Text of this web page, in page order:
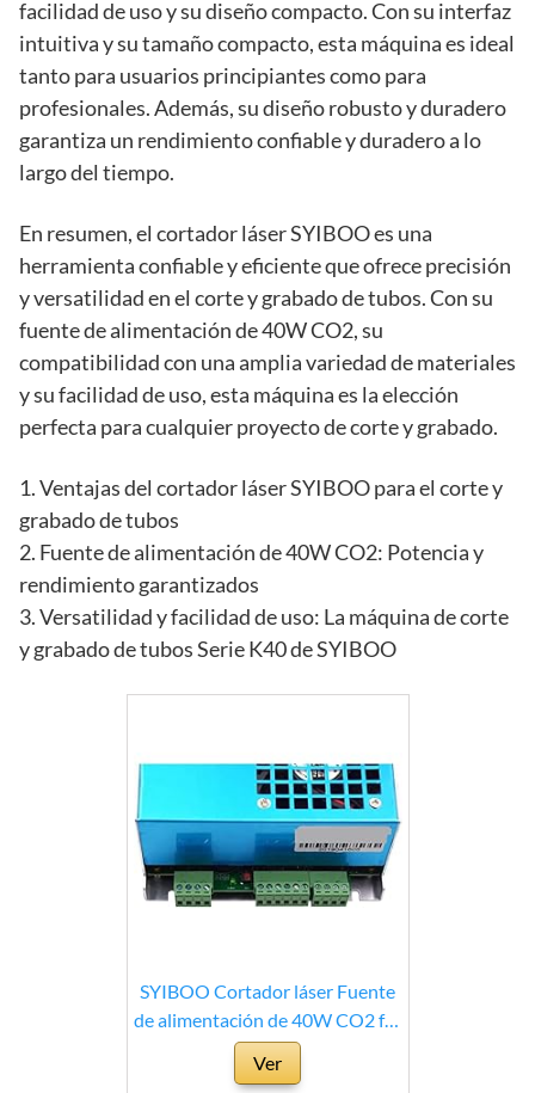
facilidad de uso y su diseño compacto. Con su interfaz
intuitiva y su tamaño compacto, esta máquina es ideal
tanto para usuarios principiantes como para
profesionales. Además, su diseño robusto y duradero
garantiza un rendimiento confiable y duradero a lo
largo del tiempo.
En resumen, el cortador láser SYIBOO es una
herramienta confiable y eficiente que ofrece precisión
y versatilidad en el corte y grabado de tubos. Con su
fuente de alimentación de 40W CO2, su
compatibilidad con una amplia variedad de materiales
y su facilidad de uso, esta máquina es la elección
perfecta para cualquier proyecto de corte y grabado.
1. Ventajas del cortador láser SYIBOO para el corte y
grabado de tubos
2. Fuente de alimentación de 40W CO2: Potencia y
rendimiento garantizados
3. Versatilidad y facilidad de uso: La máquina de corte
y grabado de tubos Serie K40 de SYIBOO
SYIBOO Cortador láser Fuente
de alimentación de 40W CO2 for
la máquina de Corte de Grabado
de Tubos Serie K40 (Color :
Ver